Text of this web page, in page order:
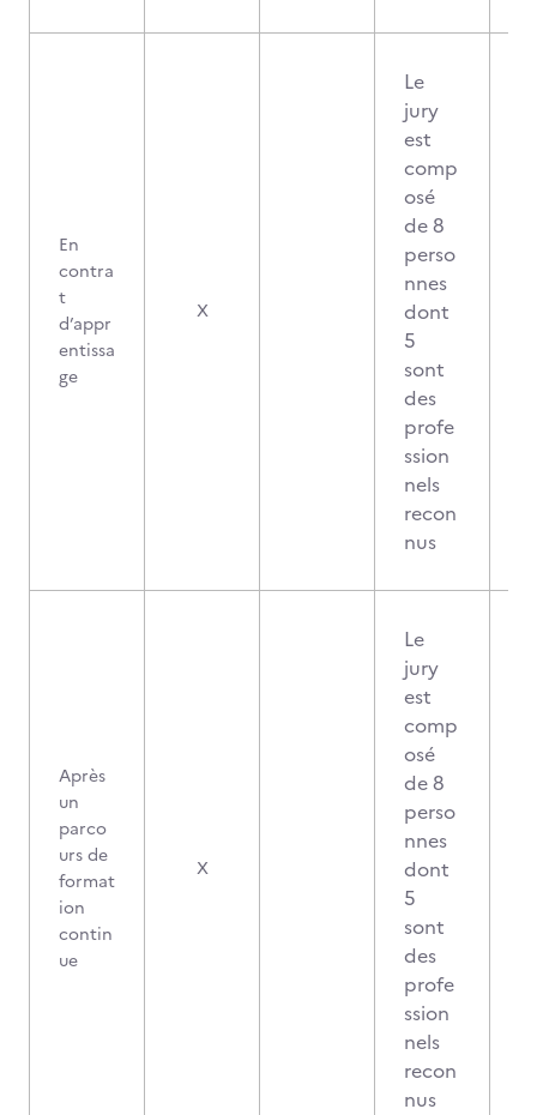
En
contra
t
d’appr
entissa
ge
X
Le
jury
est
comp
osé
de 8
perso
nnes
dont
5
sont
des
profe
ssion
nels
recon
nus
Après
un
parco
urs de
format
ion
contin
ue
X
Le
jury
est
comp
osé
de 8
perso
nnes
dont
5
sont
des
profe
ssion
nels
recon
nus